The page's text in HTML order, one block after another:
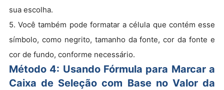
sua escolha.
5. Você também pode formatar a célula que contém esse
símbolo, como negrito, tamanho da fonte, cor da fonte e
cor de fundo, conforme necessário.
Método 4: Usando Fórmula para Marcar a
Caixa de Seleção com Base no Valor da